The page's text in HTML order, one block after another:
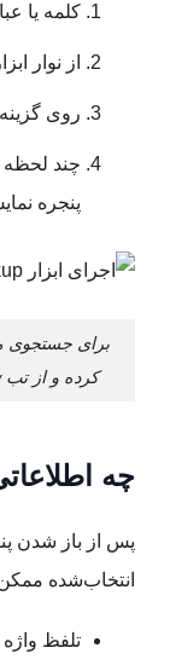
کلمه یا
از نوار
روی گزینه
چند
پنجره
برای جستجوی
کرده و از تب Review گزینه Smart Lookup را اجرا کنید.
چه
انتخاب‌شده
تلفظ واژه